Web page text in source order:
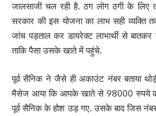
जालसाजी चल रही है. ठग लोग ठगी के
सरकार की इस योजना का लाभ सही व्यक्ति
जांच पड़ताल कर डायरेक्ट लाभार्थी से
ताकि पैसा उसके खाते में पहुंचे.
पूर्व सैनिक ने जैसे ही अकाउंट नंबर बताया
मैसेज आया कि आपके खाते से 98000 रुपये
पूर्व सैनिक के होश उड़ गए. उसके बाद जिस